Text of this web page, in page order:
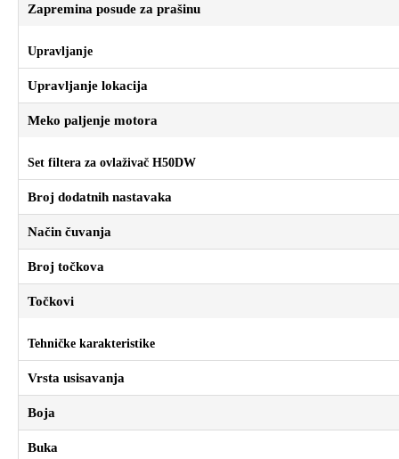
Zapremina posude za prašinu
Upravljanje
Upravljanje lokacija
Meko paljenje motora
Set filtera za ovlaživač H50DW
Broj dodatnih nastavaka
Način čuvanja
Broj točkova
Točkovi
Tehničke karakteristike
Vrsta usisavanja
Boja
Buka